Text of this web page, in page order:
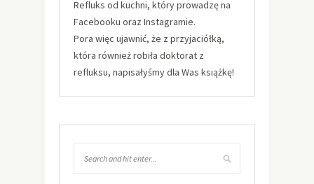
Refluks od kuchni, który prowadzę na
Facebooku oraz Instagramie.
Pora więc ujawnić, że z przyjaciółką,
która również robiła doktorat z
refluksu, napisałyśmy dla Was książkę!